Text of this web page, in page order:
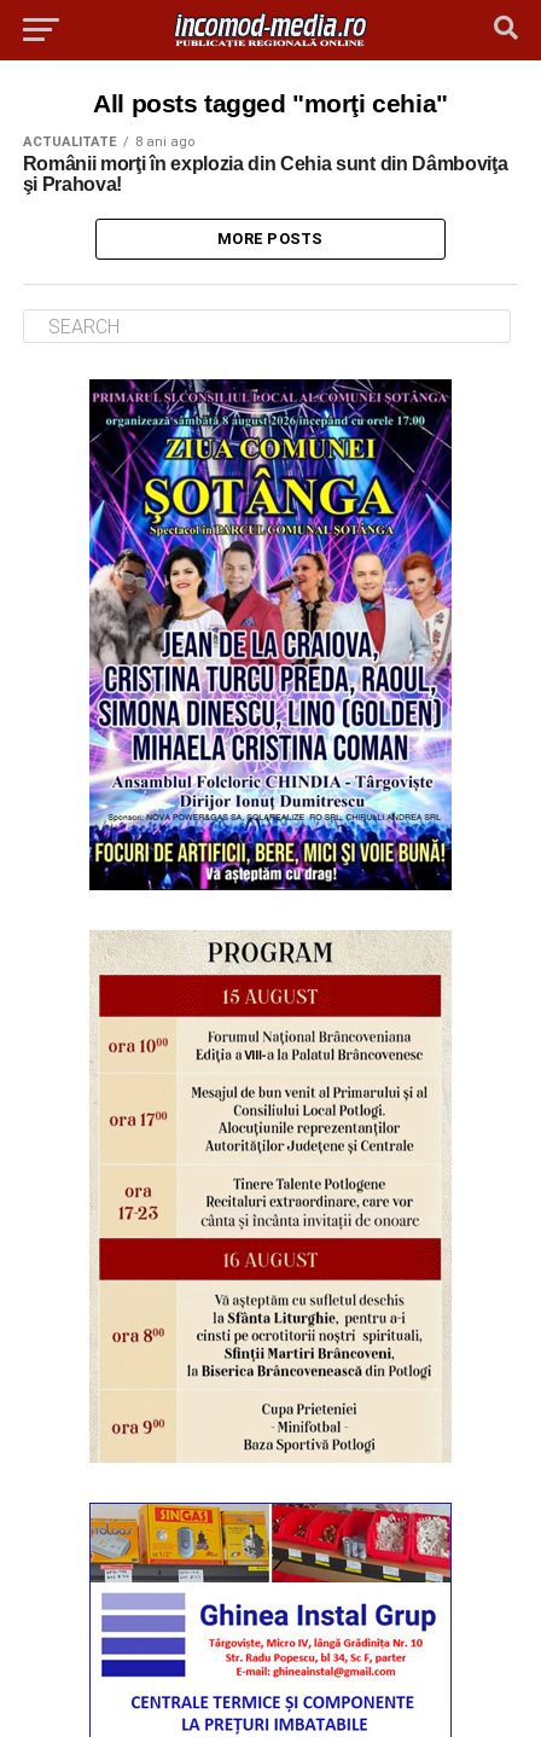
All posts tagged "morţi cehia"
ACTUALITATE 8 ani ago
Românii morţi în explozia din Cehia sunt din Dâmboviţa
şi Prahova!
MORE POSTS